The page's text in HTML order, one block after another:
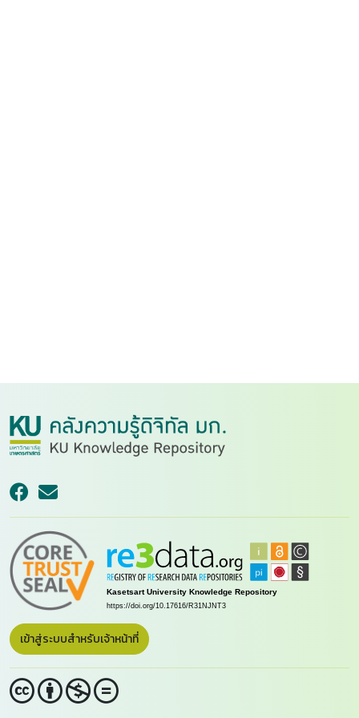
เข้าสู่ระบบสำหรับเจ้าหน้าที่